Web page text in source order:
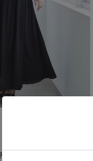
ェ×ノースリワン